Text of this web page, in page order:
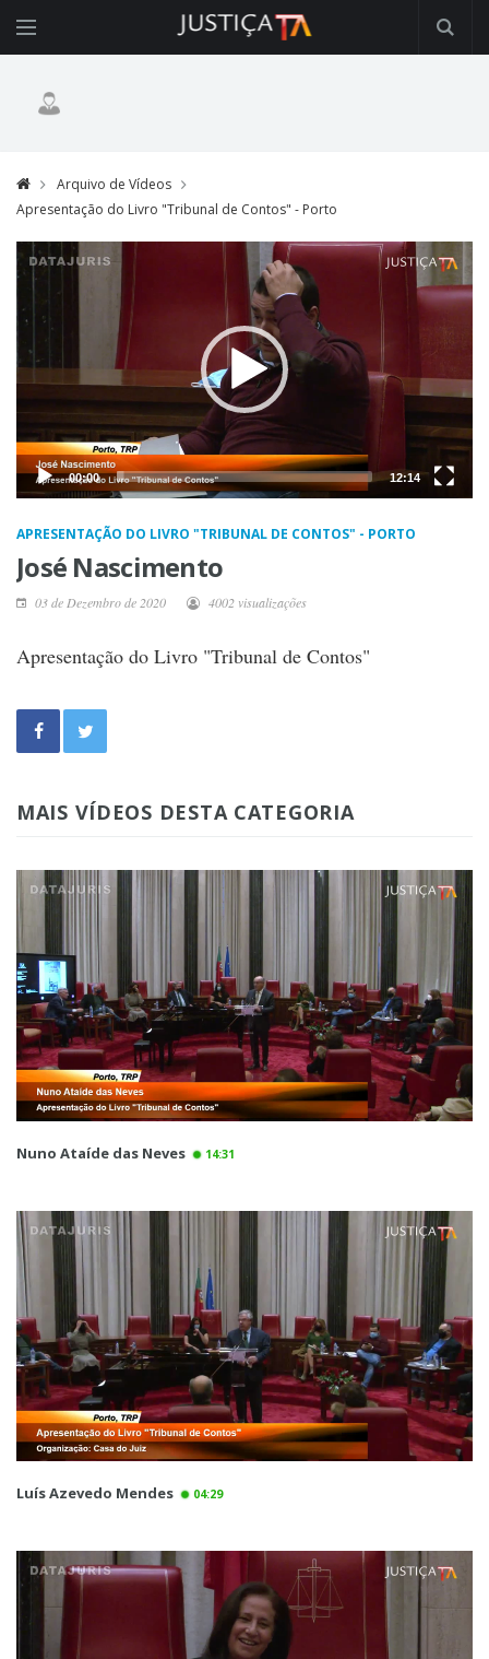
Arquivo de Vídeos
Apresentação do Livro "Tribunal de Contos" - Porto
Video
Player
00:00 12:14
APRESENTAÇÃO DO LIVRO "TRIBUNAL DE CONTOS" - PORTO
José Nascimento
03 de Dezembro de 2020 4002 visualizações
Apresentação do Livro "Tribunal de Contos"
MAIS VÍDEOS DESTA CATEGORIA
Nuno Ataíde das Neves 14:31
Luís Azevedo Mendes 04:29